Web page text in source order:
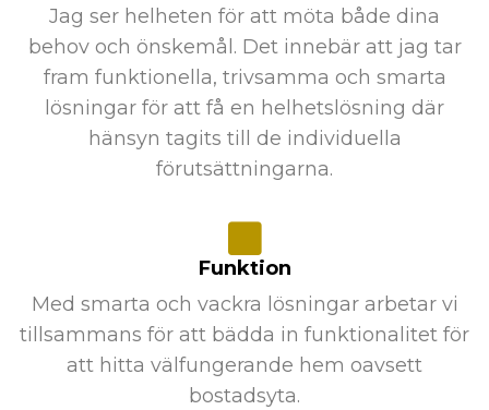
Jag ser helheten för att möta både dina
behov och önskemål. Det innebär att jag tar
fram funktionella, trivsamma och smarta
lösningar för att få en helhetslösning där
hänsyn tagits till de individuella
förutsättningarna.
Funktion
Med smarta och vackra lösningar arbetar vi
tillsammans för att bädda in funktionalitet för
att hitta välfungerande hem oavsett
bostadsyta.